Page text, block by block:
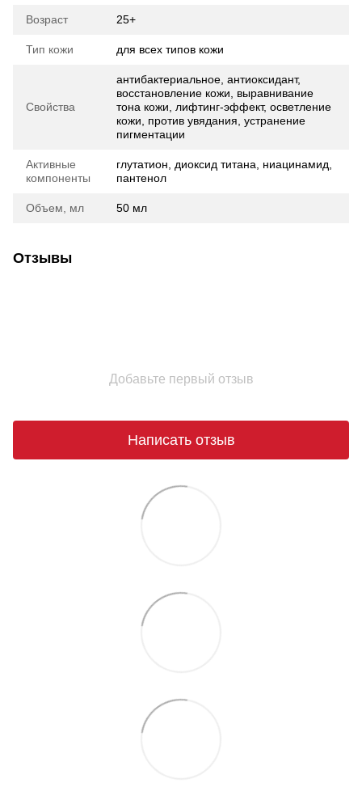
Возраст 25+
Тип кожи для всех типов кожи
Свойства
антибактериальное, антиоксидант,
восстановление кожи, выравнивание
тона кожи, лифтинг-эффект, осветление
кожи, против увядания, устранение
пигментации
Активные
компоненты
глутатион, диоксид титана, ниацинамид,
пантенол
Объем, мл 50 мл
Отзывы
Добавьте первый отзыв
Написать отзыв